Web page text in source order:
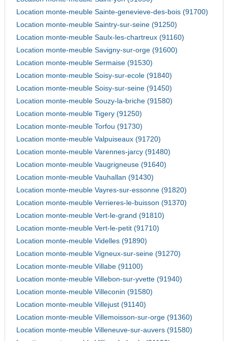
Location monte-meuble Sainte-genevieve-des-bois (91700)
Location monte-meuble Saintry-sur-seine (91250)
Location monte-meuble Saulx-les-chartreux (91160)
Location monte-meuble Savigny-sur-orge (91600)
Location monte-meuble Sermaise (91530)
Location monte-meuble Soisy-sur-ecole (91840)
Location monte-meuble Soisy-sur-seine (91450)
Location monte-meuble Souzy-la-briche (91580)
Location monte-meuble Tigery (91250)
Location monte-meuble Torfou (91730)
Location monte-meuble Valpuiseaux (91720)
Location monte-meuble Varennes-jarcy (91480)
Location monte-meuble Vaugrigneuse (91640)
Location monte-meuble Vauhallan (91430)
Location monte-meuble Vayres-sur-essonne (91820)
Location monte-meuble Verrieres-le-buisson (91370)
Location monte-meuble Vert-le-grand (91810)
Location monte-meuble Vert-le-petit (91710)
Location monte-meuble Videlles (91890)
Location monte-meuble Vigneux-sur-seine (91270)
Location monte-meuble Villabe (91100)
Location monte-meuble Villebon-sur-yvette (91940)
Location monte-meuble Villeconin (91580)
Location monte-meuble Villejust (91140)
Location monte-meuble Villemoisson-sur-orge (91360)
Location monte-meuble Villeneuve-sur-auvers (91580)